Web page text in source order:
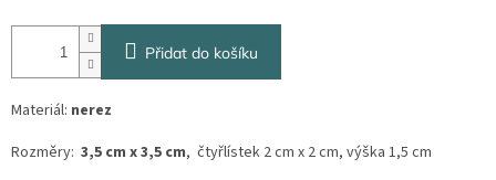
Přidat do košíku
Materiál: nerez
Rozměry: 3,5 cm x 3,5 cm, čtyřlístek 2 cm x 2 cm, výška 1,5 cm